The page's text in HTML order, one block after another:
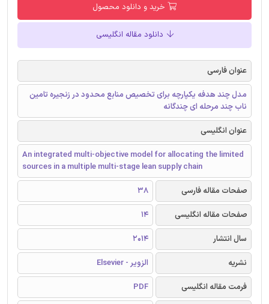
خرید و دانلود محصول
دانلود مقاله انگلیسی
عنوان فارسی
مدل چند هدفه یکپارچه برای تخصیص منابع محدود در زنجیره تامین
ناب چند مرحله ای چندگانه
عنوان انگلیسی
An integrated multi-objective model for allocating the limited
sources in a multiple multi-stage lean supply chain
صفحات مقاله فارسی
38
صفحات مقاله انگلیسی
14
سال انتشار
2014
نشریه
الزویر - Elsevier
فرمت مقاله انگلیسی
PDF